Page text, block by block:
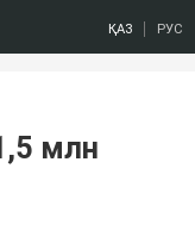
ҚАЗ РУС
млн